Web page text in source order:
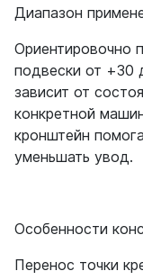
Диапазон
Ориентировочно
подвески от +30
зависит от
конкретной
кронштейн
уменьшать увод.
Особенности
Перенос точки